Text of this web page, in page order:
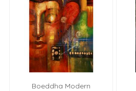
Boeddha Modern